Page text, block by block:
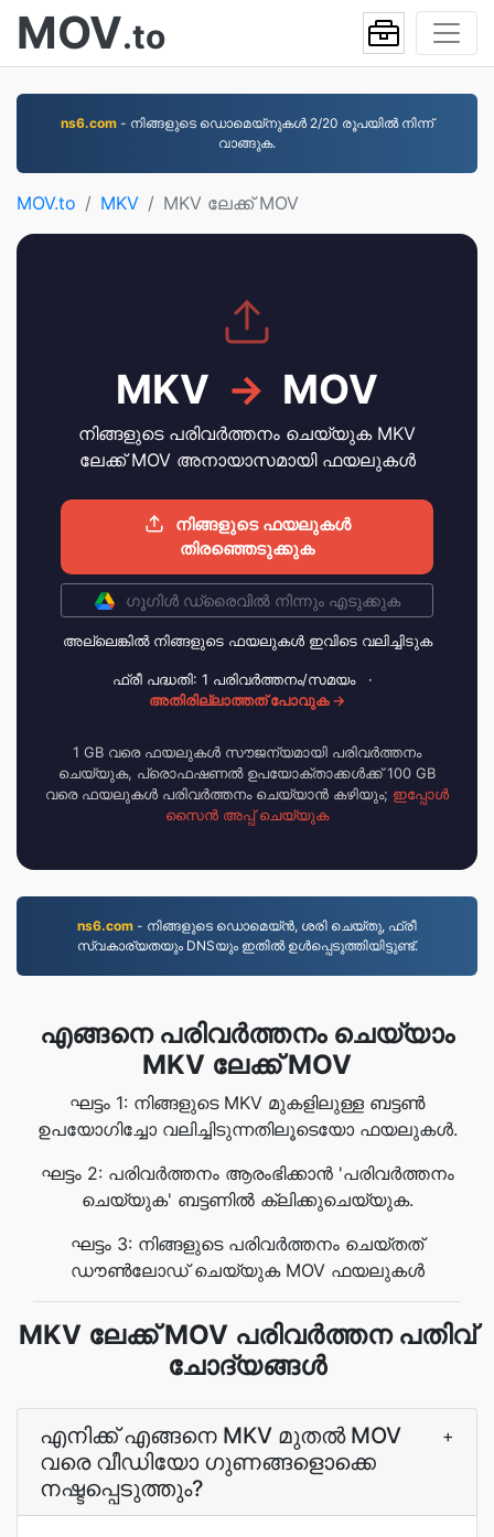
MOV.to
ns6.com - നിങ്ങളുടെ ഡൊമെയ്നുകൾ 2/20 രൂപയിൽ നിന്ന്
വാങ്ങുക.
MOV.to MKV MKV ലേക്ക് MOV
MKV → MOV
നിങ്ങളുടെ പരിവർത്തനം ചെയ്യുക MKV
ലേക്ക് MOV അനായാസമായി ഫയലുകൾ
നിങ്ങളുടെ ഫയലുകൾ
തിരഞ്ഞെടുക്കുക
ഗൂഗിള്‍ ഡ്രൈവില്‍ നിന്നും എടുക്കുക
അല്ലെങ്കില്‍ നിങ്ങളുടെ ഫയലുകള്‍ ഇവിടെ വലിച്ചിടുക
ഫ്രീ പദ്ധതി: 1 പരിവര്‍ത്തനം/സമയം
·
അതിരില്ലാത്തത് പോവുക →
1 GB വരെ ഫയലുകൾ സൗജന്യമായി പരിവർത്തനം
ചെയ്യുക, പ്രൊഫഷണൽ ഉപയോക്താക്കൾക്ക് 100 GB
വരെ ഫയലുകൾ പരിവർത്തനം ചെയ്യാൻ കഴിയും; ഇപ്പോൾ
സൈൻ അപ്പ് ചെയ്യുക
ns6.com - നിങ്ങളുടെ ഡൊമെയ്ൻ, ശരി ചെയ്തു, ഫ്രീ
സ്വകാര്യതയും DNSയും ഇതിൽ ഉൾപ്പെടുത്തിയിട്ടുണ്ട്.
എങ്ങനെ പരിവർത്തനം ചെയ്യാം
MKV ലേക്ക് MOV
ഘട്ടം 1: നിങ്ങളുടെ MKV മുകളിലുള്ള ബട്ടൺ
ഉപയോഗിച്ചോ വലിച്ചിടുന്നതിലൂടെയോ ഫയലുകൾ.
ഘട്ടം 2: പരിവർത്തനം ആരംഭിക്കാൻ 'പരിവർത്തനം
ചെയ്യുക' ബട്ടണിൽ ക്ലിക്കുചെയ്യുക.
ഘട്ടം 3: നിങ്ങളുടെ പരിവർത്തനം ചെയ്‌തത്
ഡൗൺലോഡ് ചെയ്യുക MOV ഫയലുകൾ
MKV ലേക്ക് MOV പരിവർത്തന പതിവ്
ചോദ്യങ്ങൾ
എനിക്ക് എങ്ങനെ MKV മുതല്‍ MOV
വരെ വീഡിയോ ഗുണങ്ങളൊക്കെ
നഷ്ടപ്പെടുത്തും?
+